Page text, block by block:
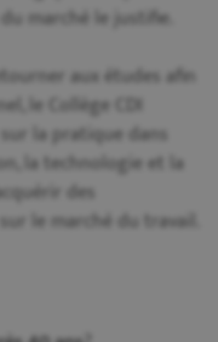
marché le justifie.
aux études afin
le Collège CDI
la pratique dans
la technologie et la
des
le marché du travail.